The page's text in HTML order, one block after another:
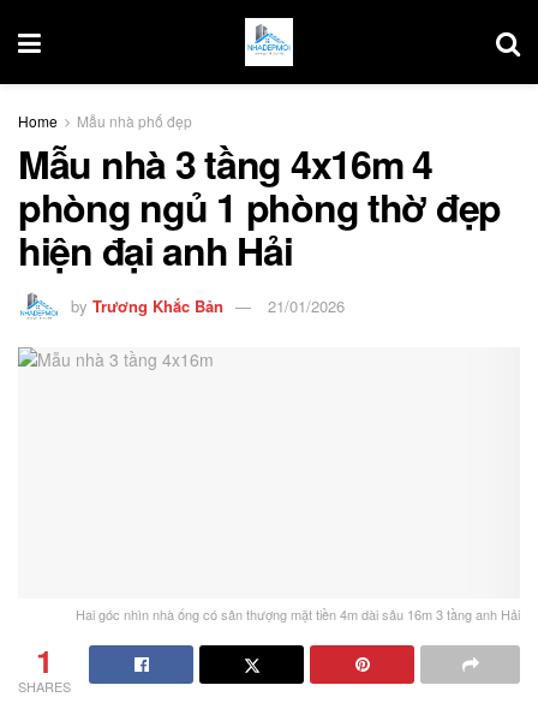
Home Mẫu nhà phố đẹp
Mẫu nhà 3 tầng 4x16m 4
phòng ngủ 1 phòng thờ đẹp
hiện đại anh Hải
by Trương Khắc Bản 21/01/2026
Hai góc nhìn nhà ống có sân thượng mặt tiền 4m dài sâu 16m 3 tầng anh Hải
1
SHARES